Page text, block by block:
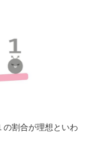
の割合が理想といわ